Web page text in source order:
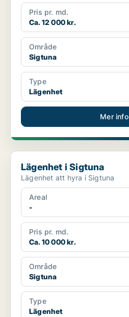
Pris pr. md.
Ca. 12 000 kr.
Område
Sigtuna
Type
Lägenhet
Mer info
Lägenhet i Sigtuna
Lägenhet i Sigtuna
Lägenhet att hyra i Sigtuna
Areal
-
Pris pr. md.
Ca. 10 000 kr.
Område
Sigtuna
Type
Lägenhet